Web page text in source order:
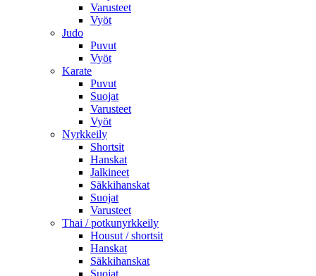
Varusteet
Vyöt
Judo
Puvut
Vyöt
Karate
Puvut
Suojat
Varusteet
Vyöt
Nyrkkeily
Shortsit
Hanskat
Jalkineet
Säkkihanskat
Suojat
Varusteet
Thai / potkunyrkkeily
Housut / shortsit
Hanskat
Säkkihanskat
Suojat